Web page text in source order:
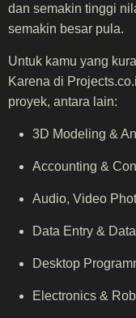
dan semakin tinggi
semakin besar pula.
Untuk kamu yang
Karena di
proyek, antara lain:
3D Modeling &
Accounting &
Audio, Video
Data Entry &
Desktop
Electronics &